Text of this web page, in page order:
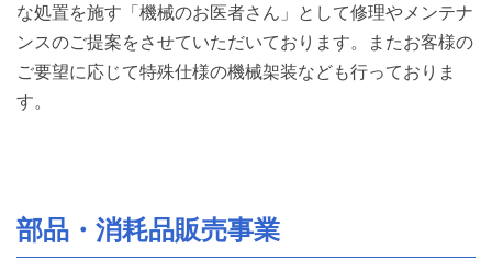
な処置を施す「機械のお医者さん」として修理やメンテナ
ンスのご提案をさせていただいております。またお客様の
ご要望に応じて特殊仕様の機械架装なども行っておりま
す。
部品・消耗品販売事業